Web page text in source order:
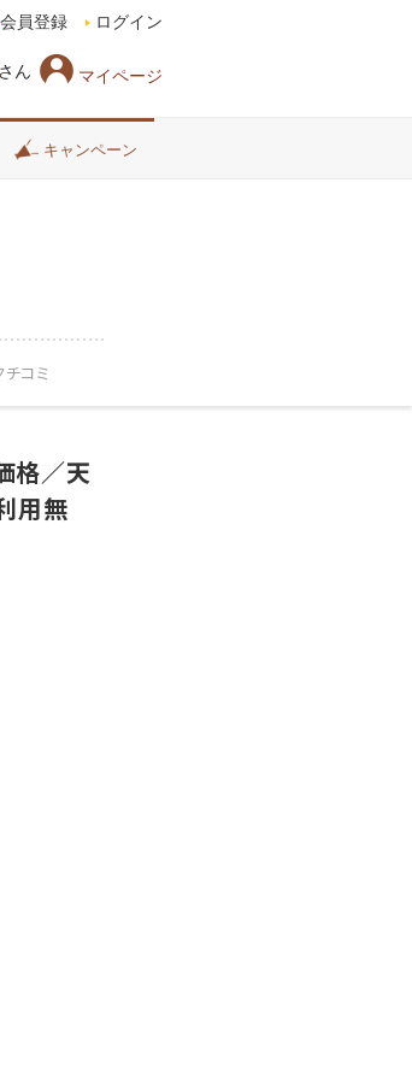
さん マイページ
会員登録 ログイン
キャンペーン
チコミ
格／天
用無